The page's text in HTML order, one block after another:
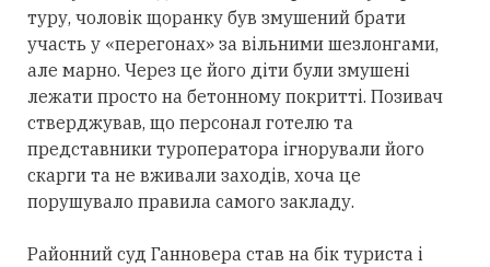
туру, чоловік щоранку був змушений брати
участь у «перегонах» за вільними шезлонгами,
але марно. Через це його діти були змушені
лежати просто на бетонному покритті. Позивач
стверджував, що персонал готелю та
представники туроператора ігнорували його
скарги та не вживали заходів, хоча це
порушувало правила самого закладу.
Районний суд Ганновера став на бік туриста і